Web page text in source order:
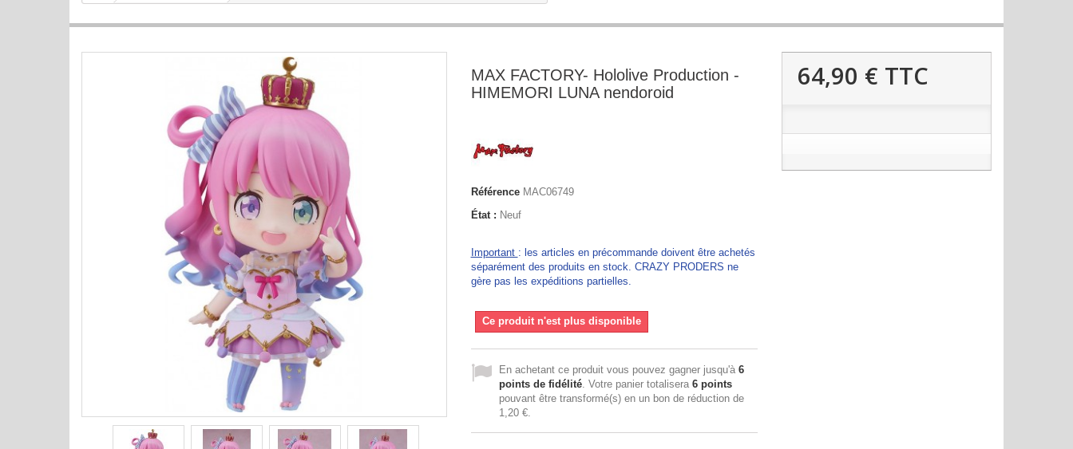
MAX FACTORY- Hololive Production -
HIMEMORI LUNA nendoroid
Référence MAC06749
État : Neuf
Important : les articles en précommande doivent être achetés
séparément des produits en stock. CRAZY PRODERS ne
gère pas les expéditions partielles.
Ce produit n'est plus disponible
En achetant ce produit vous pouvez gagner jusqu'à 6
points de fidélité. Votre panier totalisera 6points
pouvant être transformé(s) en un bon de réduction de
1,20 €.
64,90 € TTC